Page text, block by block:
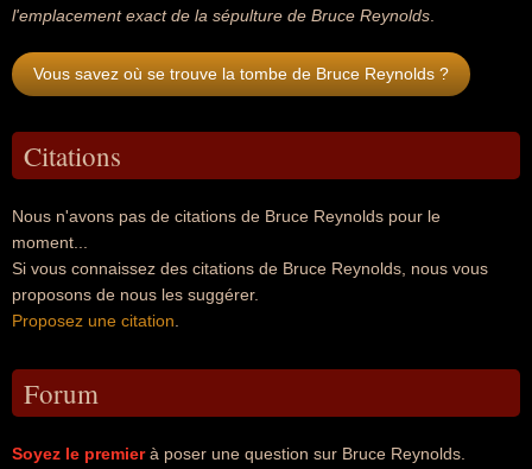
l'emplacement exact de la sépulture de Bruce Reynolds
Vous savez où se trouve la tombe de Bruce Reynolds ?
Citations
Nous n'avons pas de citations de Bruce Reynolds pour le
moment...
Si vous connaissez des citations de Bruce Reynolds, nous vous
proposons de nous les suggérer.
Proposez une citation
Forum
Soyez le premierà poser une question sur Bruce Reynolds.